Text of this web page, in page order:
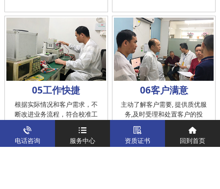
05工作快捷
根据实际情况和客户需求，不
断改进业务流程，符合校准工
作在服务的时间标准内完成
06客户满意
主动了解客户需要, 提供质优服
务,及时受理和处置客户的投
诉，提供快捷、方便的后续服
电话咨询 服务中心 资质证书 回到首页